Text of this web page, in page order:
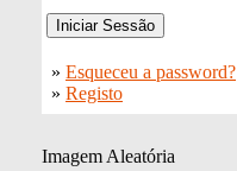
» Esqueceu a password?
» Registo
Imagem Aleatória